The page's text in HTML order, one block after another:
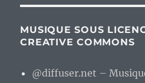
MUSIQUE SOUS
CREATIVE COMMONS
@diffuser.net –